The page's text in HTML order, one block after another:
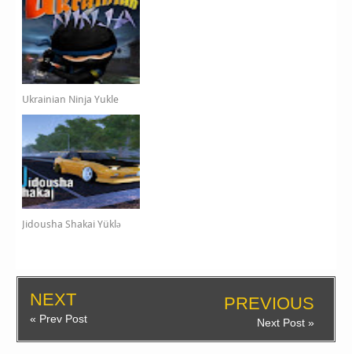
Ukrainian Ninja Yukle
Jidousha Shakai Yüklə
NEXT
« Prev Post
PREVIOUS
Next Post »